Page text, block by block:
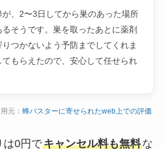
、2〜3日してから巣のあった場所
そうです。巣を取ったあとに薬剤
つかないよう予防までしてくれま
てもらえたので、安心して任せられ
元：蜂バスターに寄せられたweb上での評価
は0円でキャンセル料も無料な